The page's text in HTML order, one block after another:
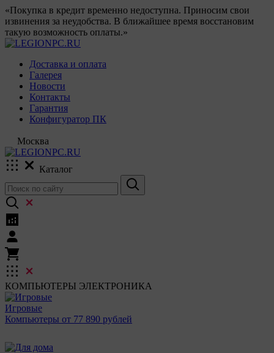
«Покупка в кредит временно недоступна. Приносим свои
извинения за неудобства. В ближайшее время восстановим
такую возможность оплаты.»
Доставка и оплата
Галерея
Новости
Контакты
Гарантия
Конфигуратор ПК
Москва
Каталог
КОМПЬЮТЕРЫ ЭЛЕКТРОНИКА
Игровые
Компьютеры от 77 890 рублей